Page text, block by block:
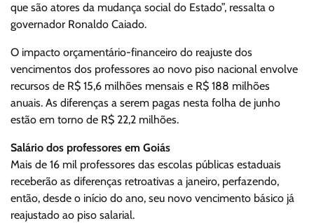
que são atores da mudança social do Estado”, ressalta o
governador Ronaldo Caiado.
O impacto orçamentário-financeiro do reajuste dos
vencimentos dos professores ao novo piso nacional envolve
recursos de R$ 15,6 milhões mensais e R$ 188 milhões
anuais. As diferenças a serem pagas nesta folha de junho
estão em torno de R$ 22,2 milhões.
Salário dos professores em Goiás
Mais de 16 mil professores das escolas públicas estaduais
receberão as diferenças retroativas a janeiro, perfazendo,
então, desde o início do ano, seu novo vencimento básico já
reajustado ao piso salarial.